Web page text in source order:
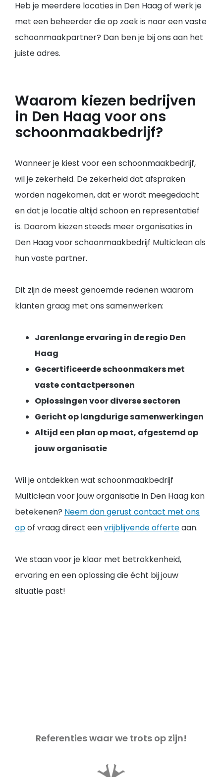
Heb je meerdere locaties in Den Haag of werk je
met een beheerder die op zoek is naar een vaste
schoonmaakpartner? Dan ben je bij ons aan het
juiste adres.
Waarom kiezen bedrijven
in Den Haag voor ons
schoonmaakbedrijf?
Wanneer je kiest voor een schoonmaakbedrijf,
wil je zekerheid. De zekerheid dat afspraken
worden nagekomen, dat er wordt meegedacht
en dat je locatie altijd schoon en representatief
is. Daarom kiezen steeds meer organisaties in
Den Haag voor schoonmaakbedrijf Multiclean als
hun vaste partner.
Dit zijn de meest genoemde redenen waarom
klanten graag met ons samenwerken:
Jarenlange ervaring in de regio Den
Haag
Gecertificeerde schoonmakers met
vaste contactpersonen
Oplossingen voor diverse sectoren
Gericht op langdurige samenwerkingen
Altijd een plan op maat, afgestemd op
jouw organisatie
Wil je ontdekken wat schoonmaakbedrijf
Multiclean voor jouw organisatie in Den Haag kan
betekenen? Neem dan gerust contact met ons
opof vraag direct eenvrijblijvende offerteaan.
We staan voor je klaar met betrokkenheid,
ervaring en een oplossing die écht bij jouw
situatie past!
Referenties waar we trots op zijn!